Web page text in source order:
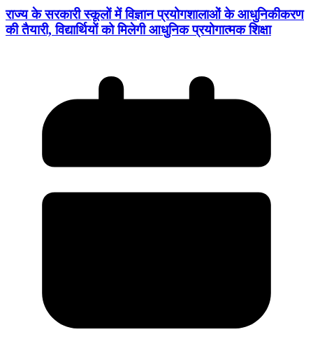
राज्य के सरकारी स्कूलों में विज्ञान प्रयोगशालाओं के आधुनिकीकरण
की तैयारी, विद्यार्थियों को मिलेगी आधुनिक प्रयोगात्मक शिक्षा